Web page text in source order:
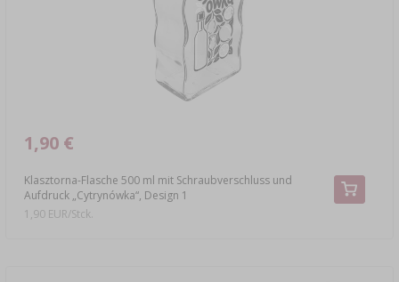
Klasztorna-Flasche 500 ml mit Schraubverschluss und
Aufdruck „Cytrynówka“, Design 1
1,90 €
1,90 EUR/Stck.